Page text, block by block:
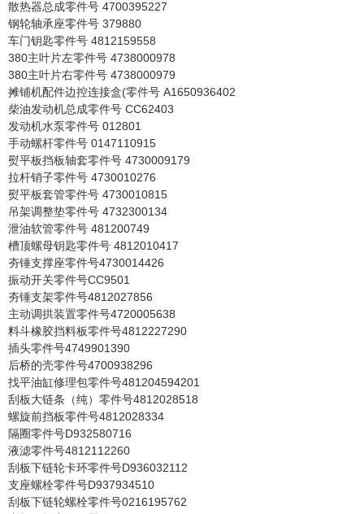
散热器总成零件号 4700395227
钢轮轴承座零件号 379880
车门钥匙零件号 4812159558
380主叶片左零件号 4738000978
380主叶片右零件号 4738000979
摊铺机配件边控连接盒(零件号 A1650936402
柴油发动机总成零件号 CC62403
发动机水泵零件号 012801
手动螺杆零件号 0147110915
熨平板挡板轴套零件号 4730009179
拉杆销子零件号 4730010276
熨平板套管零件号 4730010815
吊架调整垫零件号 4732300134
泄油软管零件号 481200749
槽顶螺母钥匙零件号 4812010417
夯锤支撑座零件号4730014426
振动开关零件号CC9501
夯锤支架零件号4812027856
主动调拱装置零件号4720005638
料斗橡胶挡料板零件号4812227290
插头零件号4749901390
后桥的壳零件号4700938296
找平油缸修理包零件号481204594201
刮板大链条（纯）零件号4812028518
螺旋前挡板零件号4812028334
隔圈零件号D932580716
液滤零件号4812112260
刮板下链轮卡环零件号D936032112
支座螺栓零件号D937934510
刮板下链轮螺栓零件号0216195762